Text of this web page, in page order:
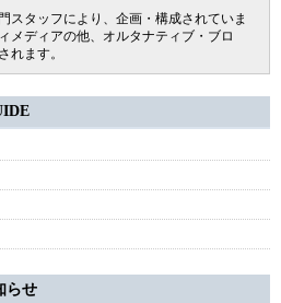
スタッフにより、企画・構成されていま
メディアの他、オルタナティブ・ブロ
れます。
らせ